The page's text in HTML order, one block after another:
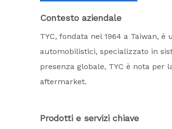
Contesto aziendale
TYC, fondata nel 1964 a Taiwan,
automobilistici, specializzato in
presenza globale, TYC è nota per
aftermarket.
Prodotti e servizi chiave